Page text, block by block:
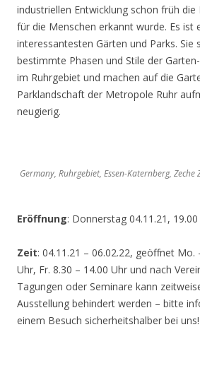
industriellen Entwicklung schon früh die
für die Menschen erkannt wurde. Es ist
interessantesten Gärten und Parks. Sie
bestimmte Phasen und Stile der
im Ruhrgebiet und machen auf die
Parklandschaft der Metropole Ruhr
neugierig.
Germany, Ruhrgebiet, Essen-Katernberg, Zeche
Eröffnung: Donnerstag 04.11.21,
Zeit: 04.11.21 – 06.02.22, geöffnet Mo.
Uhr, Fr. 8.30 – 14.00 Uhr und nach
Tagungen oder Seminare kann
Ausstellung behindert werden – bitte
einem Besuch sicherheitshalber bei